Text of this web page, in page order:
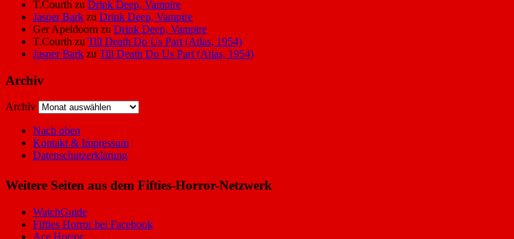
T.Courth zu Drink Deep, Vampire
Jasper Bark zu Drink Deep, Vampire
Ger Apeldoorn zu Drink Deep, Vampire
T.Courth zu Till Death Do Us Part (Atlas, 1954)
Jasper Bark zu Till Death Do Us Part (Atlas, 1954)
Archiv
Archiv
Nach oben
Kontakt & Impressum
Datenschutzerklärung
Weitere Seiten aus dem Fifties-Horror-Netzwerk
WatchGuide
Fifties Horror bei Facebook